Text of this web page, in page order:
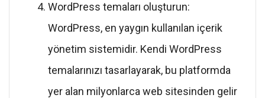
WordPress temaları oluşturun:
WordPress, en yaygın kullanılan içerik
yönetim sistemidir. Kendi WordPress
temalarınızı tasarlayarak, bu platformda
yer alan milyonlarca web sitesinden gelir